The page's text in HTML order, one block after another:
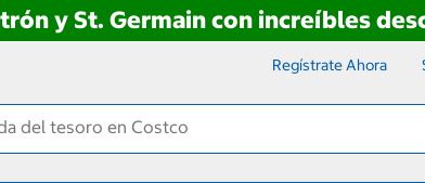
y St. Germain con increíbles
Regístrate Ahora